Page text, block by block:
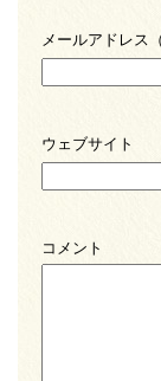
メールアドレス
ウェブサイト
コメント